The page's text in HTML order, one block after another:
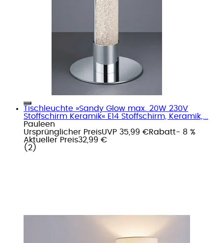
Tischleuchte »Sandy Glow max. 20W 230V
Stoffschirm Keramik« E14 Stoffschirm, Keramik,...
Pauleen
Ursprünglicher PreisUVP 35,99 €Rabatt- 8 %
Aktueller Preis32,99 €
( 2 )